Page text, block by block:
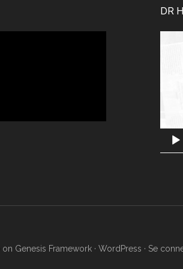
DR
on Genesis Framework · WordPress · Se